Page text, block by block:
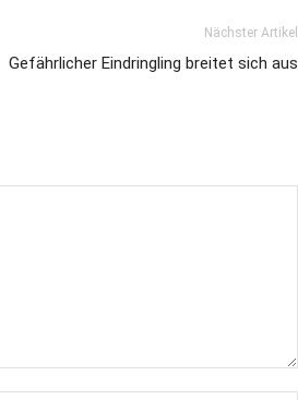
Nächster Artikel
Gefährlicher Eindringling breitet sich aus